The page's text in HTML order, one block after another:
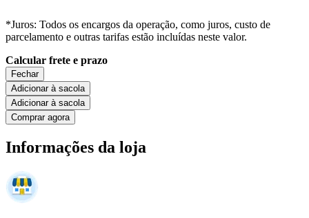
*Juros: Todos os encargos da operação, como juros, custo de
parcelamento e outras tarifas estão incluídas neste valor.
Calcular frete e prazo
Fechar
Adicionar à sacola
Adicionar à sacola
Comprar agora
Informações da loja